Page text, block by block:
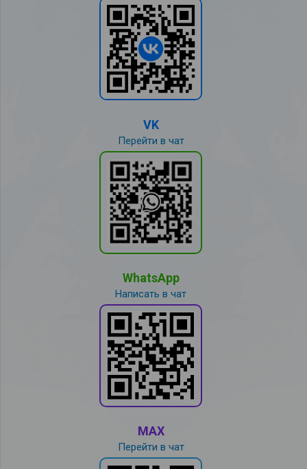
VK
Перейти в чат
WhatsApp
Написать в чат
MAX
Перейти в чат